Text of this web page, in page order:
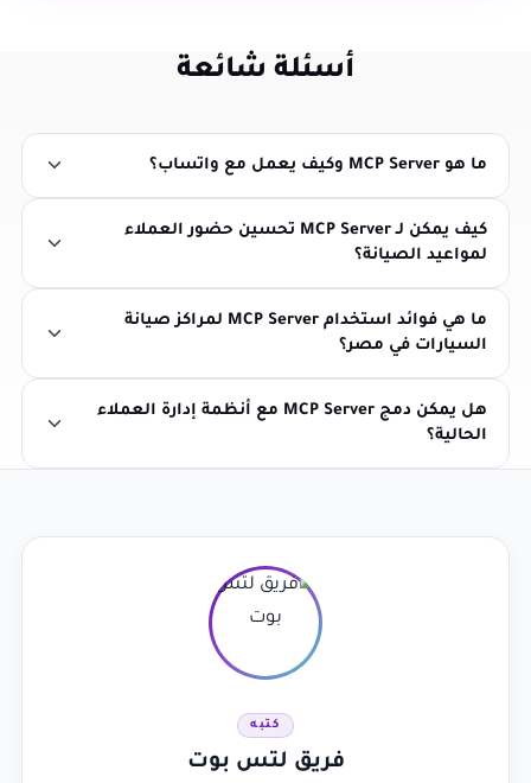
أسئلة شائعة
ما هو MCP Server وكيف يعمل مع واتساب؟
كيف يمكن لـ MCP Server تحسين حضور العملاء
لمواعيد الصيانة؟
ما هي فوائد استخدام MCP Server لمراكز صيانة
السيارات في مصر؟
هل يمكن دمج MCP Server مع أنظمة إدارة العملاء
الحالية؟
كتبه
فريق لتس بوت